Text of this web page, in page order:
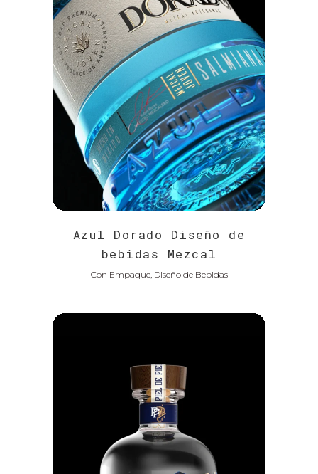
Azul Dorado Diseño de
bebidas Mezcal
Con Empaque, Diseño de Bebidas